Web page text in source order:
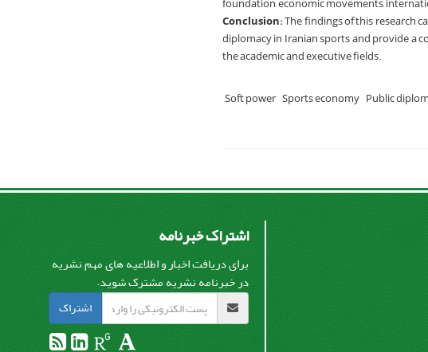
Conclusion:The findings of this research
diplomacy in Iranian sports and provide a
the academic and executive fields.
Soft power Sports economy Public
اشتراک خبرنامه
برای دریافت اخبار و اطلاعیه های مهم نشریه
در خبرنامه نشریه مشترک شوید.
اشتراک